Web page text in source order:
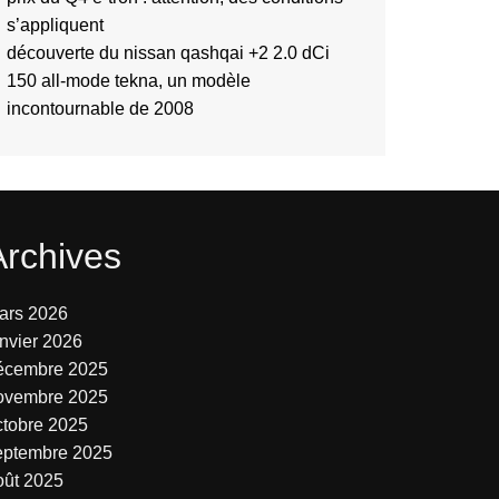
s’appliquent
découverte du nissan qashqai +2 2.0 dCi
150 all-mode tekna, un modèle
incontournable de 2008
2026
2026
2025
2025
2025
2025
2025